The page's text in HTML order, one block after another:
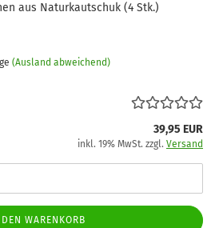
aus Naturkautschuk (4 Stk.)
(Ausland abweichend)
39,95 EUR
inkl. 19% MwSt. zzgl. Versand
DEN WARENKORB